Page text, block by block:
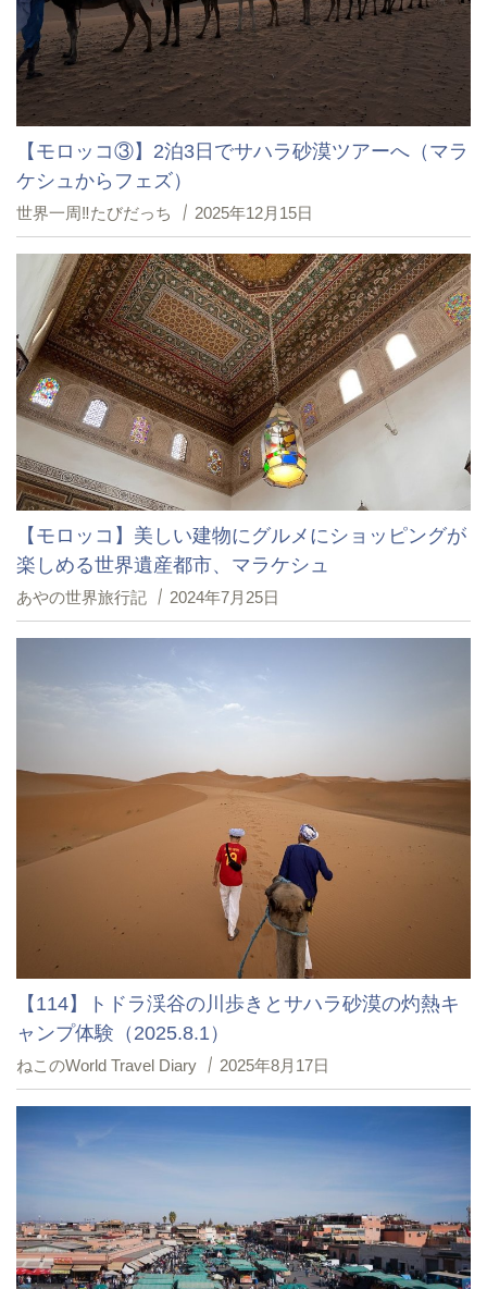
【モロッコ③】2泊3日でサハラ砂漠ツアーへ（マラ
ケシュからフェズ）
世界一周‼たびだっち 2025年12月15日
【モロッコ】美しい建物にグルメにショッピングが
楽しめる世界遺産都市、マラケシュ
あやの世界旅行記 2024年7月25日
【114】トドラ渓谷の川歩きとサハラ砂漠の灼熱キ
ャンプ体験（2025.8.1）
ねこのWorld Travel Diary 2025年8月17日